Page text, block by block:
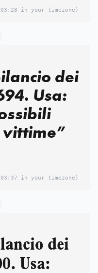
in your timezone)
Usa:
in your timezone)
Usa: